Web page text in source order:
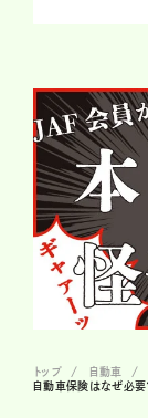
トップ 自動車